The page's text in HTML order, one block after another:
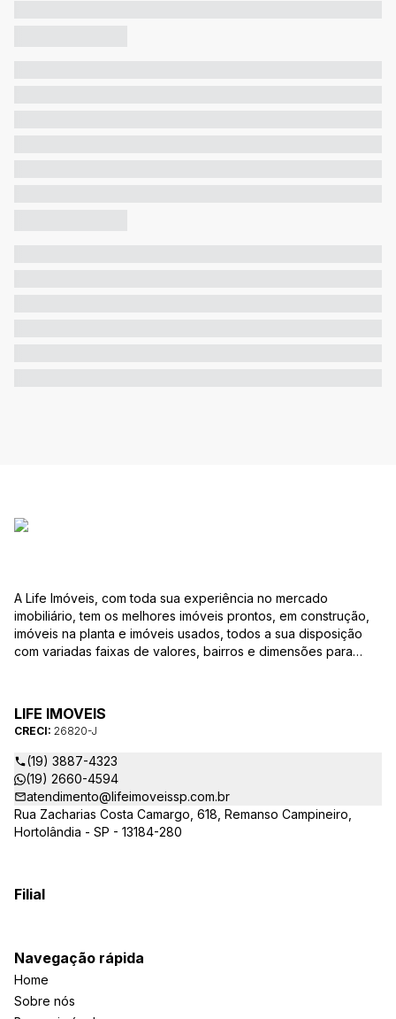
A Life Imóveis, com toda sua experiência no mercado
imobiliário, tem os melhores imóveis prontos, em construção,
imóveis na planta e imóveis usados, todos a sua disposição
com variadas faixas de valores, bairros e dimensões para
as suas dúvidas sobre casas, apartamentos, terrenos, salas
comerciais e outros produtos imobiliários.
LIFE IMOVEIS
CRECI: 26820-J
(19) 3887-4323
(19) 2660-4594
atendimento@lifeimoveissp.com.br
Rua Zacharias Costa Camargo, 618, Remanso Campineiro,
Hortolândia - SP - 13184-280
Filial
Navegação rápida
Home
Sobre nós